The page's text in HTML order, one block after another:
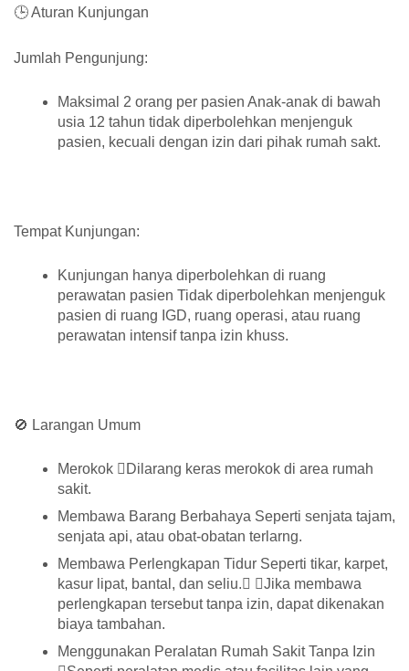
🕒 Aturan Kunjungan
Jumlah Pengunjung:
Maksimal 2 orang per pasien Anak-anak di bawah
usia 12 tahun tidak diperbolehkan menjenguk
pasien, kecuali dengan izin dari pihak rumah sakt.
Tempat Kunjungan:
Kunjungan hanya diperbolehkan di ruang
perawatan pasien Tidak diperbolehkan menjenguk
pasien di ruang IGD, ruang operasi, atau ruang
perawatan intensif tanpa izin khuss.
🚫 Larangan Umum
Merokok Dilarang keras merokok di area rumah
sakit.
Membawa Barang Berbahaya Seperti senjata tajam,
senjata api, atau obat-obatan terlarng.
Membawa Perlengkapan Tidur Seperti tikar, karpet,
kasur lipat, bantal, dan seliu. Jika membawa
perlengkapan tersebut tanpa izin, dapat dikenakan
biaya tambahan.
Menggunakan Peralatan Rumah Sakit Tanpa Izin